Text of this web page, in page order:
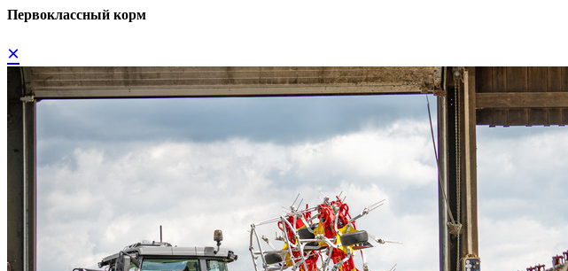
Первоклассный корм
×